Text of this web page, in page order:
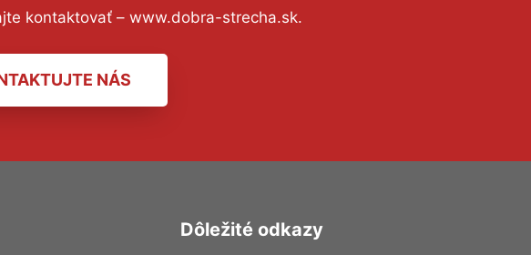
kontaktovať – www.dobra-strecha.sk.
NÁS
Dôležité odkazy